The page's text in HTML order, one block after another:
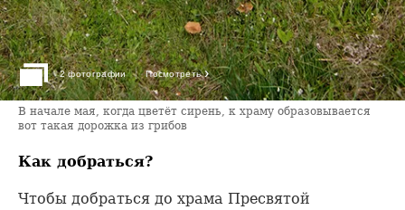
2 фотографии Посмотреть ›
В начале мая, когда цветёт сирень, к храму образовывается
вот такая дорожка из грибов
Как добраться?
Чтобы добраться до храма Пресвятой